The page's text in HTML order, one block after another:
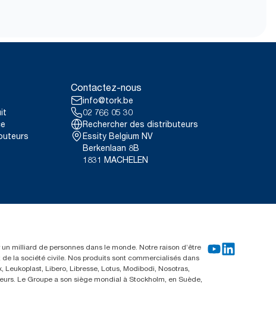
Contactez-nous
info@tork.be
02 766 05 30
Rechercher des distributeurs
Essity Belgium NV
Berkenlaan 8B
1831 MACHELEN
milliard de personnes dans le monde. Notre raison d’être
la société civile. Nos produits sont commercialisés dans
Libero, Libresse, Lotus, Modibodi, Nosotras,
Le Groupe a son siège mondial à Stockholm, en Suède,